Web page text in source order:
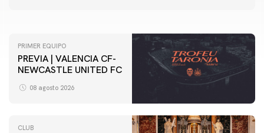
PRIMER EQUIPO
PREVIA | VALENCIA CF-
NEWCASTLE UNITED FC
08 agosto 2026
CLUB